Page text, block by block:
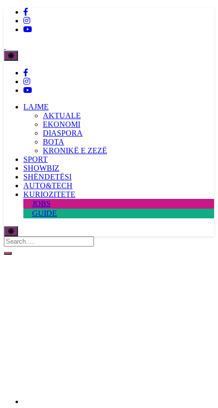
LAJME
AKTUALE
EKONOMI
DIASPORA
BOTA
KRONIKË E ZEZË
SPORT
SHOWBIZ
SHËNDETËSI
AUTO&TECH
KURIOZITETE
JOBS
GUIDE